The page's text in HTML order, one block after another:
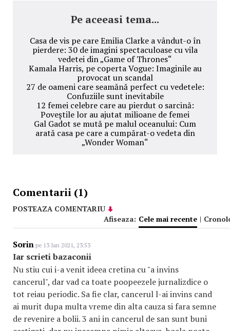
Pe aceeasi tema...
Casa de vis pe care Emilia Clarke a vândut-o în
pierdere: 30 de imagini spectaculoase cu vila
vedetei din „Game of Thrones“
Kamala Harris, pe coperta Vogue: Imaginile au
provocat un scandal
27 de oameni care seamănă perfect cu vedetele:
Confuziile sunt inevitabile
12 femei celebre care au pierdut o sarcină:
Poveștile lor au ajutat milioane de femei
Gal Gadot se mută pe malul oceanului: Cum
arată casa pe care a cumpărat-o vedeta din
„Wonder Woman“
Comentarii (1)
POSTEAZA COMENTARIU
Afiseaza: Cele mai recente |
Sorin pe 13 Ian 2021, 23:53
Iar scrieti bazaconii
Nu stiu cui i-a venit ideea cretina cu "a invins
cancerul", dar vad ca toate poopeezele jurnalizdice o
tot reiau periodic. Sa fie clar, cancerul l-ai invins cand
ai murit dupa multa vreme din alta cauza si fara semne
de revenire a bolii. 3 ani in cancerul de san sunt buni